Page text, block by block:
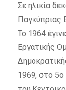
Σε ηλικία
Παγκύπριας
Το 1964
Εργατικής
1969, στο 5ο